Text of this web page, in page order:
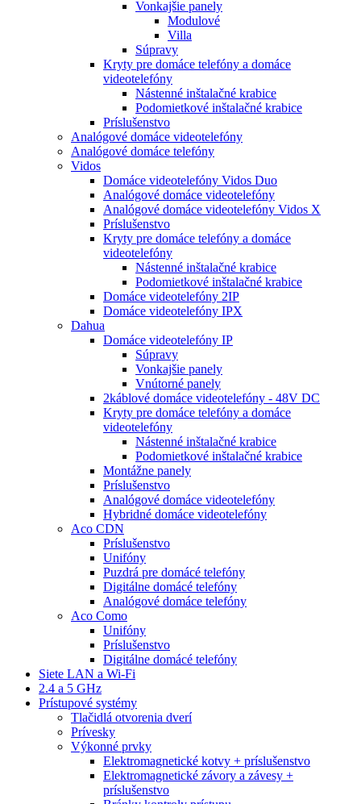
Vonkajšie panely
Modulové
Villa
Súpravy
Kryty pre domáce telefóny a domáce
videotelefóny
Nástenné inštalačné krabice
Podomietkové inštalačné krabice
Príslušenstvo
Analógové domáce videotelefóny
Analógové domáce telefóny
Vidos
Domáce videotelefóny Vidos Duo
Analógové domáce videotelefóny
Analógové domáce videotelefóny Vidos X
Príslušenstvo
Kryty pre domáce telefóny a domáce
videotelefóny
Nástenné inštalačné krabice
Podomietkové inštalačné krabice
Domáce videotelefóny 2IP
Domáce videotelefóny IPX
Dahua
Domáce videotelefóny IP
Súpravy
Vonkajšie panely
Vnútorné panely
2káblové domáce videotelefóny - 48V DC
Kryty pre domáce telefóny a domáce
videotelefóny
Nástenné inštalačné krabice
Podomietkové inštalačné krabice
Montážne panely
Príslušenstvo
Analógové domáce videotelefóny
Hybridné domáce videotelefóny
Aco CDN
Príslušenstvo
Unifóny
Puzdrá pre domácé telefóny
Digitálne domácé telefóny
Analógové domáce telefóny
Aco Como
Unifóny
Príslušenstvo
Digitálne domácé telefóny
Siete LAN a Wi-Fi
2.4 a 5 GHz
Prístupové systémy
Tlačidlá otvorenia dverí
Prívesky
Výkonné prvky
Elektromagnetické kotvy + príslušenstvo
Elektromagnetické závory a závesy +
príslušenstvo